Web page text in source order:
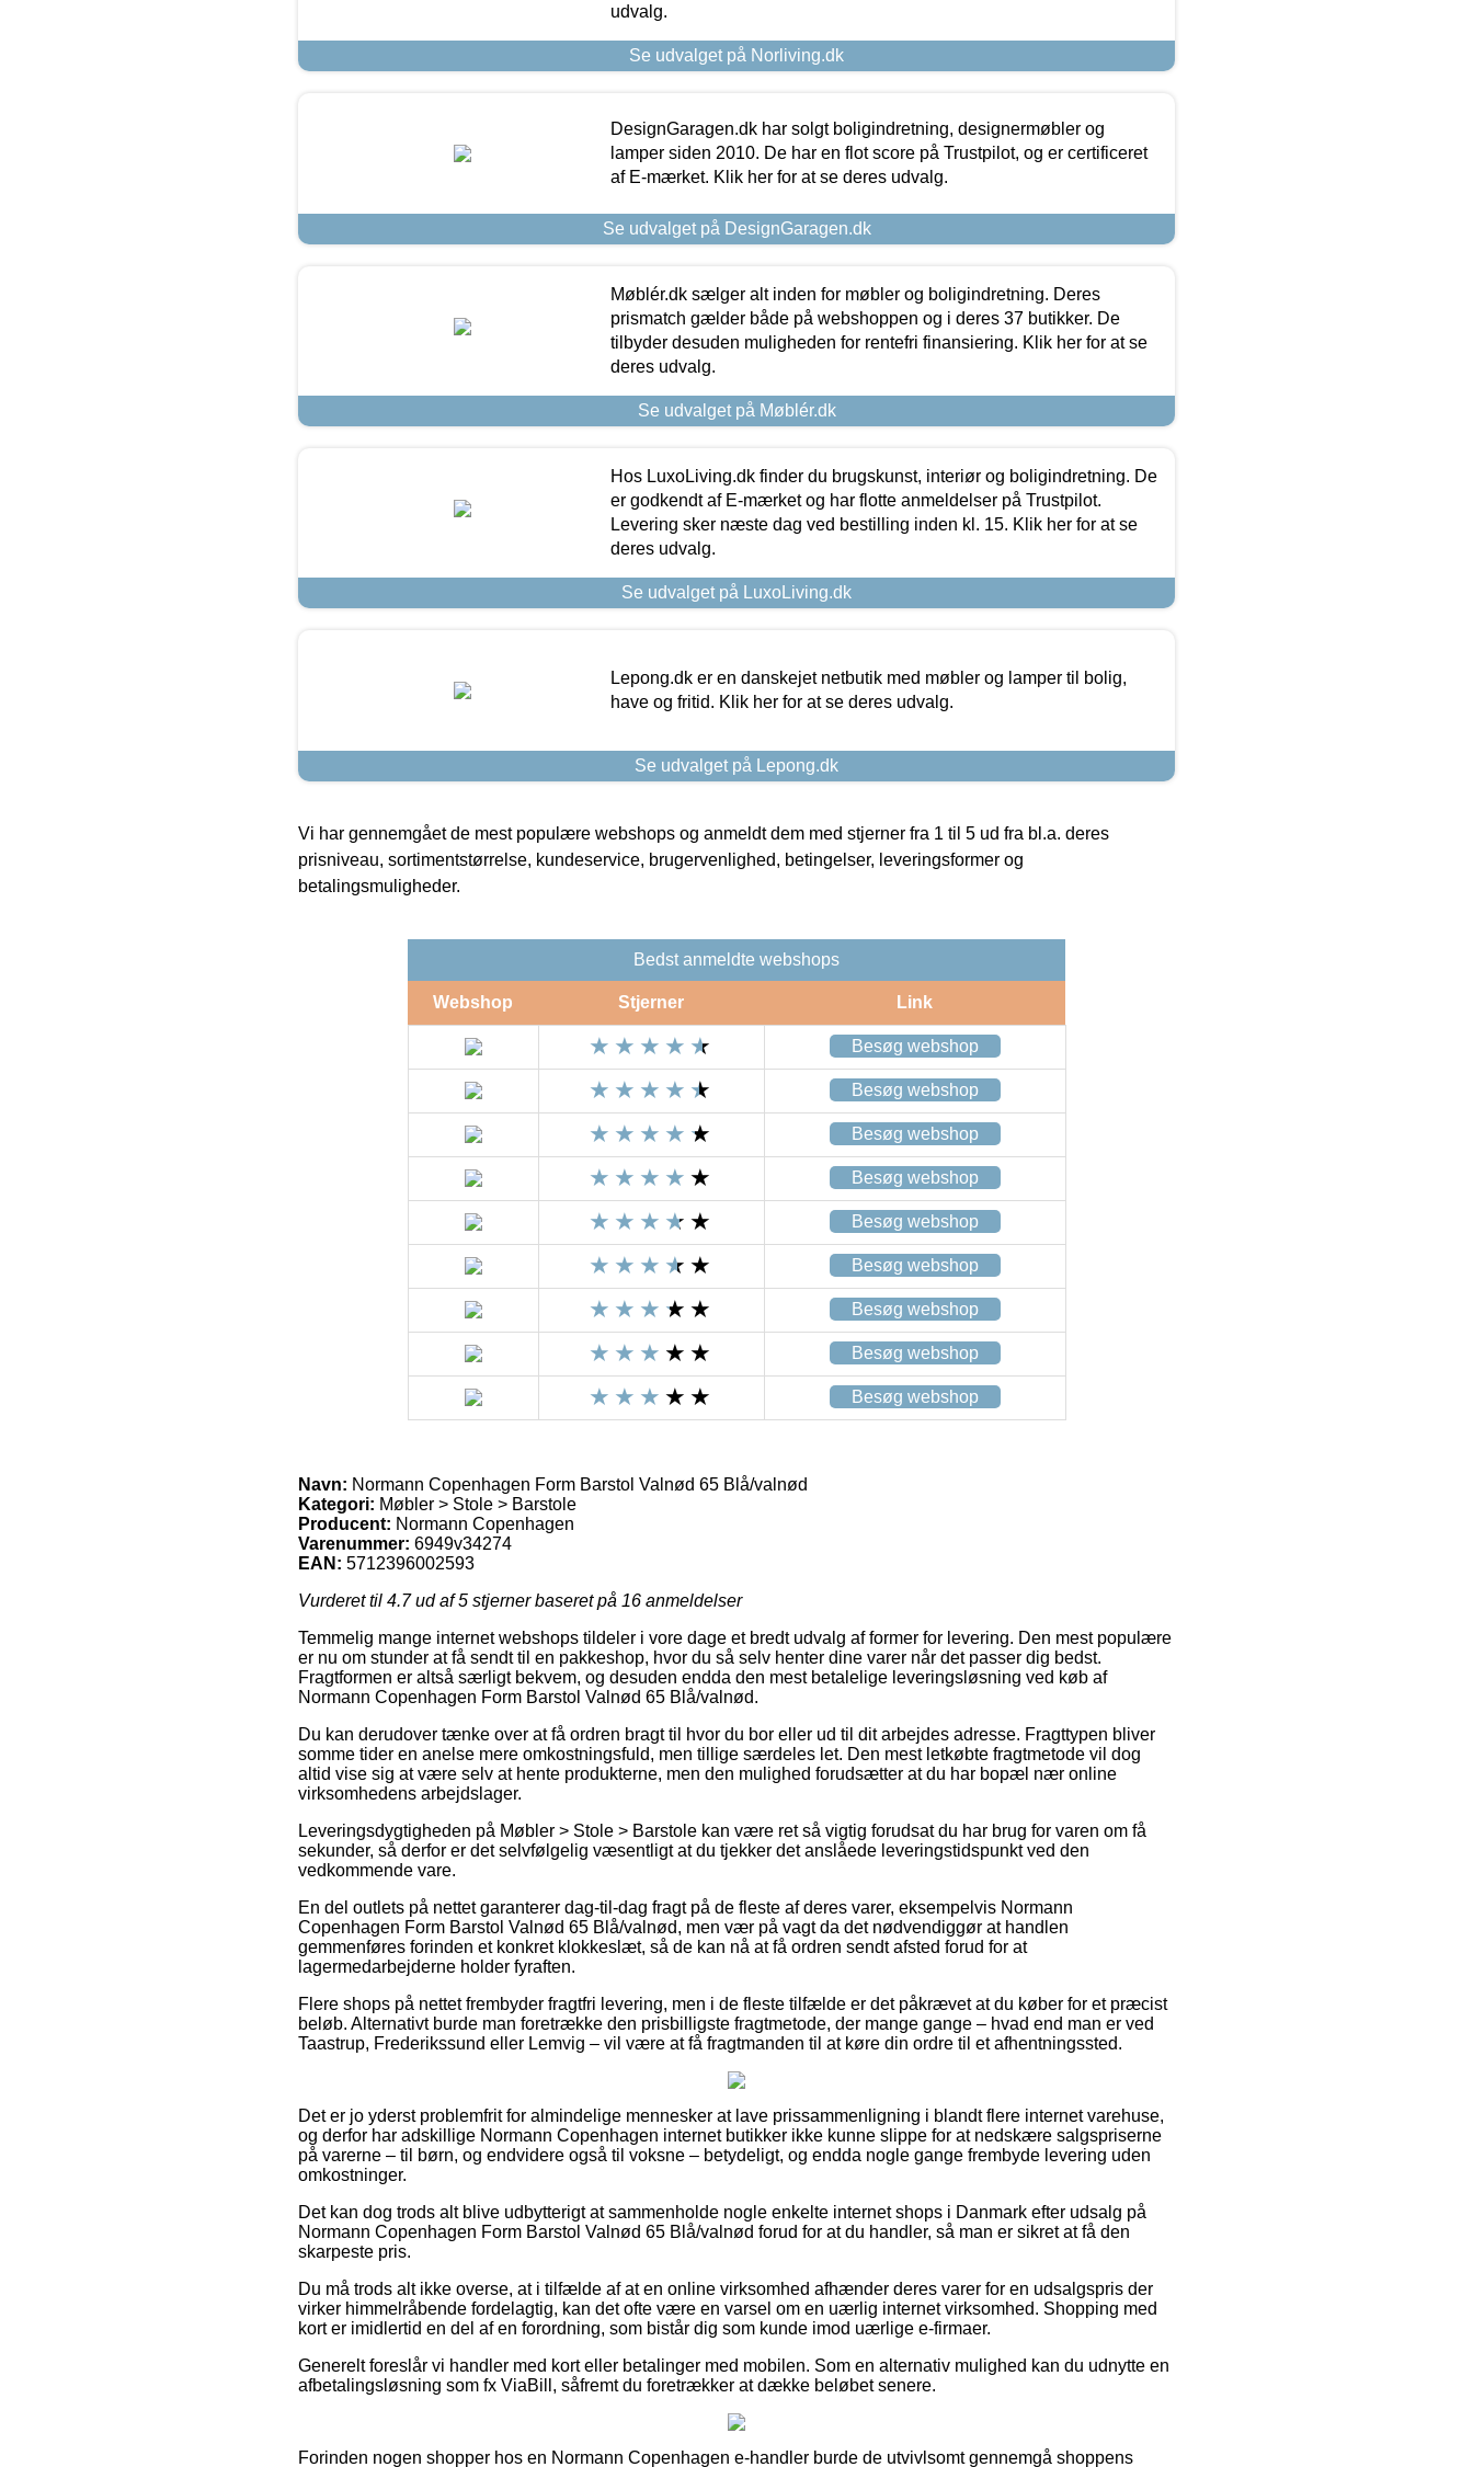
udvalg.
Se udvalget på Norliving.dk
DesignGaragen.dk har solgt boligindretning, designermøbler og
lamper siden 2010. De har en flot score på Trustpilot, og er certificeret
af E-mærket. Klik her for at se deres udvalg.
Se udvalget på DesignGaragen.dk
Møblér.dk sælger alt inden for møbler og boligindretning. Deres
prismatch gælder både på webshoppen og i deres 37 butikker. De
tilbyder desuden muligheden for rentefri finansiering. Klik her for at se
deres udvalg.
Se udvalget på Møblér.dk
Hos LuxoLiving.dk finder du brugskunst, interiør og boligindretning. De
er godkendt af E-mærket og har flotte anmeldelser på Trustpilot.
Levering sker næste dag ved bestilling inden kl. 15. Klik her for at se
deres udvalg.
Se udvalget på LuxoLiving.dk
Lepong.dk er en danskejet netbutik med møbler og lamper til bolig,
have og fritid. Klik her for at se deres udvalg.
Se udvalget på Lepong.dk
Vi har gennemgået de mest populære webshops og anmeldt dem med stjerner fra 1 til 5 ud fra bl.a. deres
prisniveau, sortimentstørrelse, kundeservice, brugervenlighed, betingelser, leveringsformer og
betalingsmuligheder.
Bedst anmeldte webshops
Webshop Stjerner Link
Besøg webshop
Besøg webshop
Besøg webshop
Besøg webshop
Besøg webshop
Besøg webshop
Besøg webshop
Besøg webshop
Besøg webshop
Navn: Normann Copenhagen Form Barstol Valnød 65 Blå/valnød
Kategori: Møbler > Stole > Barstole
Producent: Normann Copenhagen
Varenummer: 6949v34274
EAN: 5712396002593
Vurderet til 4.7ud af 5 stjerner baseret på 16 anmeldelser
Temmelig mange internet webshops tildeler i vore dage et bredt udvalg af former for levering. Den mest populære
er nu om stunder at få sendt til en pakkeshop, hvor du så selv henter dine varer når det passer dig bedst.
Fragtformen er altså særligt bekvem, og desuden endda den mest betalelige leveringsløsning ved køb af
Normann Copenhagen Form Barstol Valnød 65 Blå/valnød.
Du kan derudover tænke over at få ordren bragt til hvor du bor eller ud til dit arbejdes adresse. Fragttypen bliver
somme tider en anelse mere omkostningsfuld, men tillige særdeles let. Den mest letkøbte fragtmetode vil dog
altid vise sig at være selv at hente produkterne, men den mulighed forudsætter at du har bopæl nær online
virksomhedens arbejdslager.
Leveringsdygtigheden på Møbler > Stole > Barstole kan være ret så vigtig forudsat du har brug for varen om få
sekunder, så derfor er det selvfølgelig væsentligt at du tjekker det anslåede leveringstidspunkt ved den
vedkommende vare.
En del outlets på nettet garanterer dag-til-dag fragt på de fleste af deres varer, eksempelvis Normann
Copenhagen Form Barstol Valnød 65 Blå/valnød, men vær på vagt da det nødvendiggør at handlen
gemmenføres forinden et konkret klokkeslæt, så de kan nå at få ordren sendt afsted forud for at
lagermedarbejderne holder fyraften.
Flere shops på nettet frembyder fragtfri levering, men i de fleste tilfælde er det påkrævet at du køber for et præcist
beløb. Alternativt burde man foretrække den prisbilligste fragtmetode, der mange gange – hvad end man er ved
Taastrup, Frederikssund eller Lemvig – vil være at få fragtmanden til at køre din ordre til et afhentningssted.
Det er jo yderst problemfrit for almindelige mennesker at lave prissammenligning i blandt flere internet varehuse,
og derfor har adskillige Normann Copenhagen internet butikker ikke kunne slippe for at nedskære salgspriserne
på varerne – til børn, og endvidere også til voksne – betydeligt, og endda nogle gange frembyde levering uden
omkostninger.
Det kan dog trods alt blive udbytterigt at sammenholde nogle enkelte internet shops i Danmark efter udsalg på
Normann Copenhagen Form Barstol Valnød 65 Blå/valnød forud for at du handler, så man er sikret at få den
skarpeste pris.
Du må trods alt ikke overse, at i tilfælde af at en online virksomhed afhænder deres varer for en udsalgspris der
virker himmelråbende fordelagtig, kan det ofte være en varsel om en uærlig internet virksomhed. Shopping med
kort er imidlertid en del af en forordning, som bistår dig som kunde imod uærlige e-firmaer.
Generelt foreslår vi handler med kort eller betalinger med mobilen. Som en alternativ mulighed kan du udnytte en
afbetalingsløsning som fx ViaBill, såfremt du foretrækker at dække beløbet senere.
Forinden nogen shopper hos en Normann Copenhagen e-handler burde de utvivlsomt gennemgå shoppens